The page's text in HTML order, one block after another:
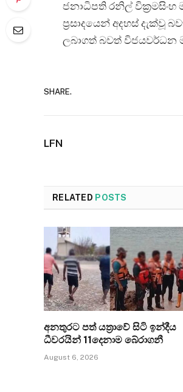
ජනාධිපති රනිල්
ප්‍රසාදයෙන් අදහස් දැක්වූ
ලබාගත් බවත් විජයවර්ධන
SHARE.
LFN
RELATED POSTS
අනතුරට පත් යත්‍රාවේ සිටි ඉන්දීය
ධීවරයින් 11දෙනාම බේරාගනී
August 6, 2026